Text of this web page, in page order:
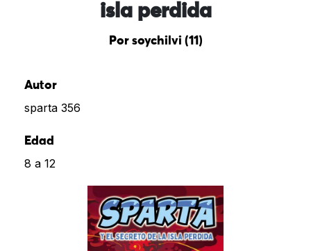
isla perdida
Por soychilvi (11)
Autor
sparta 356
Edad
8 a 12